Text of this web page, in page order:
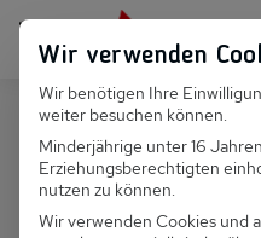
Persönlich für dich da: +49
Suchfeld
Haus mit
Scharbeutz
Wir verwenden
Wir benötigen Ihre
weiter besuchen können.
Minderjährige unter 16
Erziehungsberechtigten
nutzen zu können.
Wir verwenden Cookies und